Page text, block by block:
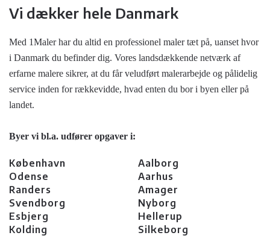
Vi dækker hele Danmark
Med 1Maler har du altid en professionel maler tæt på, uanset hvor
i Danmark du befinder dig. Vores landsdækkende netværk af
erfarne malere sikrer, at du får veludført malerarbejde og pålidelig
service inden for rækkevidde, hvad enten du bor i byen eller på
landet.
Byer vi bl.a. udfører opgaver i:
København
Aalborg
Odense
Aarhus
Randers
Amager
Svendborg
Nyborg
Esbjerg
Hellerup
Kolding
Silkeborg